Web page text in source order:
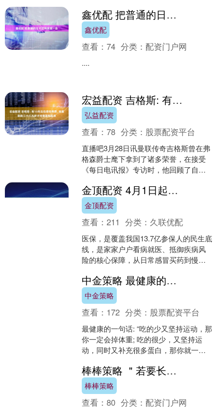
始，它离我们普通人近了....鑫优配 把普通的日子过得浪漫一些
鑫优配
查看：74 分类：配资门户网
....
宏益配资 吉格斯: 有15年左右很怕弗爵, 他直到我三十八九岁才对我温和起来
弘益配资
查看：78 分类： 股票配资平台
直播吧3月28日讯曼联传奇吉格斯曾在弗
格森爵士麾下拿到了诸多荣誉，在接受
《每日电讯报》专访时，他回顾了自己
话题。 关于弗格森爵....
金顶配资 4月1日起医保大调整！7号令全国执行，医保报销、用卡规则全更新
金顶配资
查看：211 分类： 久联优配
医保，是覆盖我国13.7亿参保人的民生底
线，是家家户户看病就医、抵御疾病风
险的核心保障，从日常感冒买药到慢性
术结算，医保的每一....
中金策略 最健康的一句话: “吃的少又坚持运动，那你一定会掉体重; 吃的很少，
中金策略
查看： 172 分类： 股票配资平台
最健康的一句话: “吃的少又坚持运动，那
你一定会掉体重; 吃的很少，又坚持运
动，同时又补充很多蛋白，那你就一定
量蛋白，你还会....
棒棒策略 ＂若要长寿，管住五器＂：这5个器官不要乱用！ 老话说＂病从口入＂，但
棒棒策略
查看：80 分类：配资门户网